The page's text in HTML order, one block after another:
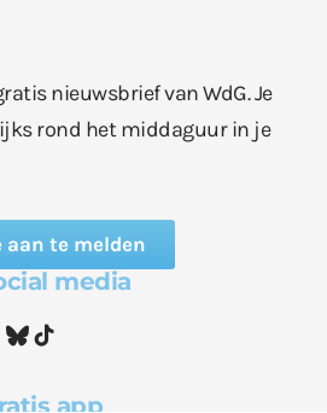
nieuwsbrief van WdG. Je
rond het middaguur in je
te melden
media
app